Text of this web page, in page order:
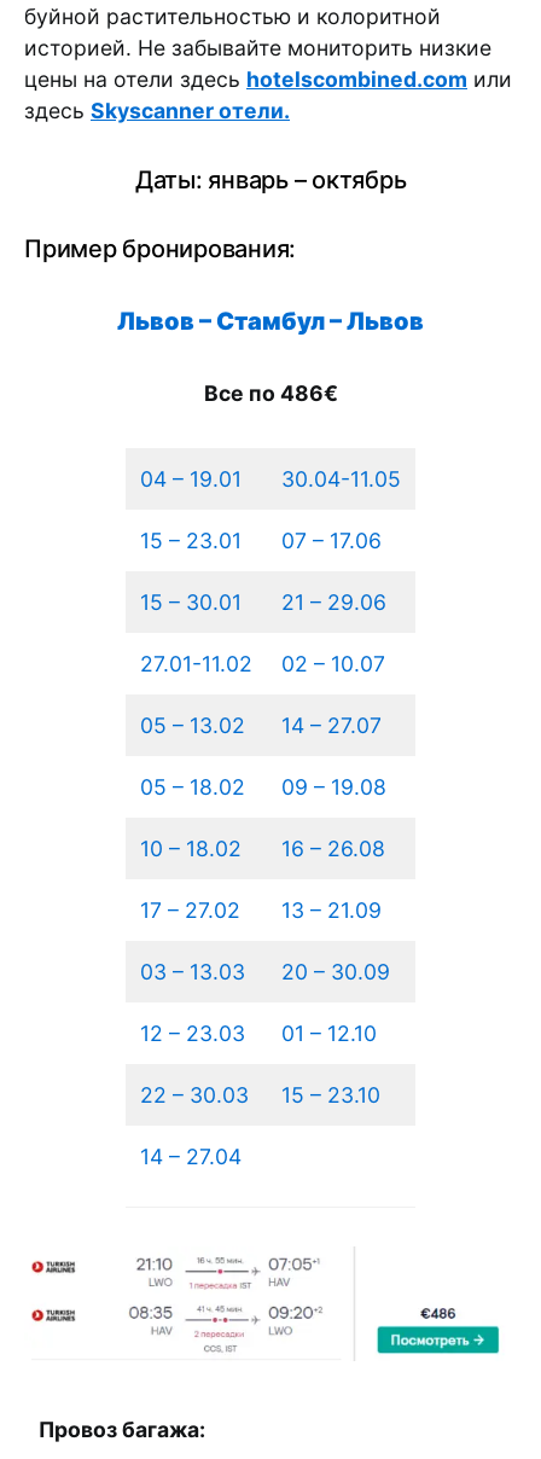
буйной растительностью и колоритной
историей. Не забывайте мониторить низкие
цены на отели здесь hotelscombined.com или
здесь Skyscanner отели.
Даты: январь – октябрь
Пример бронирования:
Львов – Стамбул – Львов
Все по 486€
04 – 19.01 30.04-11.05
15 – 23.01 07 – 17.06
15 – 30.01 21 – 29.06
27.01-11.02 02 – 10.07
05 – 13.02 14 – 27.07
05 – 18.02 09 – 19.08
10 – 18.02 16 – 26.08
17 – 27.02 13 – 21.09
03 – 13.03 20 – 30.09
12 – 23.03 01 – 12.10
22 – 30.03 15 – 23.10
14 – 27.04
Провоз багажа: